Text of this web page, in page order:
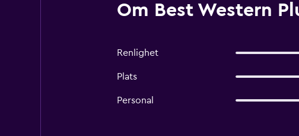
Om Best Western
Renlighet
Plats
Personal